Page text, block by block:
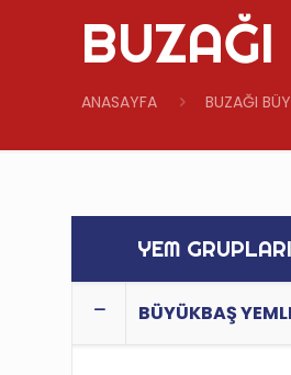
ANASAYFA BUZAĞI
YEM GRUPLARI
BÜYÜKBAŞ